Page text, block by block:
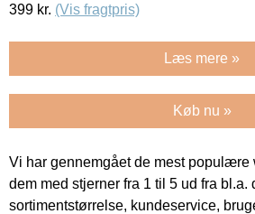
399 kr. (Vis fragtpris)
Læs mere »
Køb nu »
Vi har gennemgået de mest populære
dem med stjerner fra 1 til 5 ud fra bl.a.
sortimentstørrelse, kundeservice,